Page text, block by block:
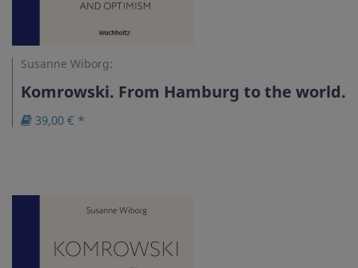
Susanne Wiborg:
Komrowski. From Hamburg to the world.
39,00 € *